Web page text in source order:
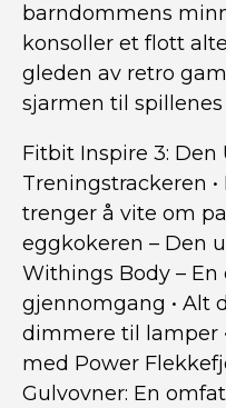
barndommens
konsoller et flott
gleden av retro
sjarmen til
Fitbit Inspire 3:
Treningstrackeren •
trenger å vite om
eggkokeren – Den
Withings Body –
gjennomgang • Alt
dimmere til lamper
med Power
Gulvovner: En